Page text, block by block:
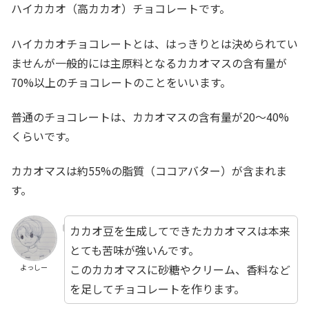
ハイカカオ（高カカオ）チョコレートです。
ハイカカオチョコレートとは、はっきりとは決められてい
ませんが一般的には主原料となるカカオマスの含有量が
70%以上のチョコレートのことをいいます。
普通のチョコレートは、カカオマスの含有量が20〜40%
くらいです。
カカオマスは約55%の脂質（ココアバター）が含まれま
す。
よっしー
カカオ豆を生成してできたカカオマスは本来
とても苦味が強いんです。
このカカオマスに砂糖やクリーム、香料など
を足してチョコレートを作ります。